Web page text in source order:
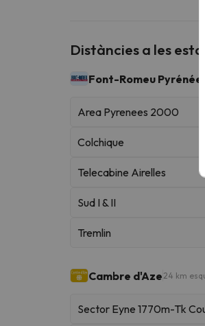
Distàncies a les
Font-Romeu
Area Pyrenees 2000
Colchique
Telecabine Airelles
Sud I & II
Tremlin
Cambre d'Aze 24 km
Sector Eyne 1770m-Tk